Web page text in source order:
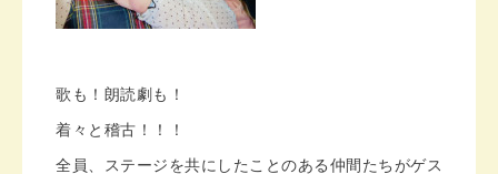
歌も！朗読劇も！
着々と稽古！！！
全員、ステージを共にしたことのある仲間たちがゲス